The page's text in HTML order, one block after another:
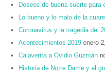
Deseos de buena suerte para
Lo bueno y lo malo de la
Coronavirus y la tragedia del
Acontecimientos 2019 enero
Calaverita a Ovidio Guzmán
Historia de Notre Dame y el